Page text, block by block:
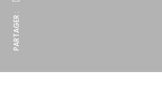
PARTAGER :